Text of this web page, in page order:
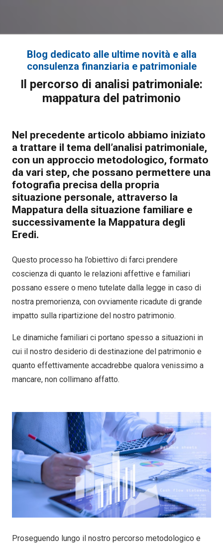
Blog dedicato alle ultime novità e alla
consulenza finanziaria e patrimoniale
Il percorso di analisi patrimoniale:
mappatura del patrimonio
Nel precedente articolo abbiamo iniziato
a trattare il tema dell’analisi patrimoniale,
con un approccio metodologico, formato
da vari step, che possano permettere una
fotografia precisa della propria
situazione personale, attraverso la
Mappatura della situazione familiare e
successivamente la Mappatura degli
Eredi.
Questo processo ha l’obiettivo di farci prendere
coscienza di quanto le relazioni affettive e familiari
possano essere o meno tutelate dalla legge in caso di
nostra premorienza, con ovviamente ricadute di grande
impatto sulla ripartizione del nostro patrimonio.
Le dinamiche familiari ci portano spesso a situazioni in
cui il nostro desiderio di destinazione del patrimonio e
quanto effettivamente accadrebbe qualora venissimo a
mancare, non collimano affatto.
Proseguendo lungo il nostro percorso metodologico e